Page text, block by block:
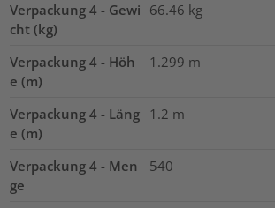
Verpackung 4 - Gewi
cht (kg)
66.46 kg
Verpackung 4 - Höh
e (m)
1.299 m
Verpackung 4 - Läng
e (m)
1.2 m
Verpackung 4 - Men
ge
540